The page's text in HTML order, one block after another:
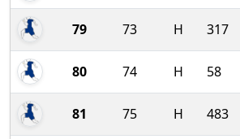
79 73 H 317
80 74 H 58
81 75 H 483